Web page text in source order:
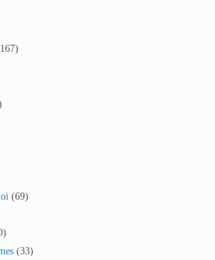
(69)
(33)